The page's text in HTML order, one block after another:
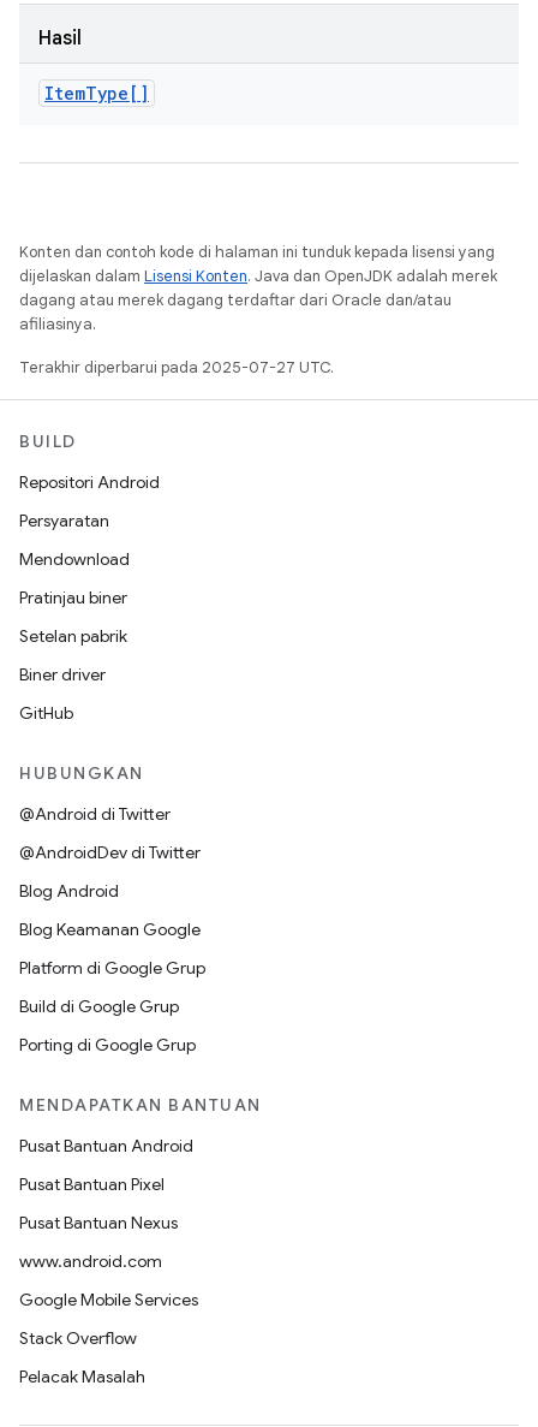
Hasil
ItemType[]
Konten dan contoh kode di halaman ini tunduk kepada lisensi yang
dijelaskan dalam Lisensi Konten. Java dan OpenJDK adalah merek
dagang atau merek dagang terdaftar dari Oracle dan/atau
afiliasinya.
Terakhir diperbarui pada 2025-07-27 UTC.
BUILD
Repositori Android
Persyaratan
Mendownload
Pratinjau biner
Setelan pabrik
Biner driver
GitHub
HUBUNGKAN
@Android di Twitter
@AndroidDev di Twitter
Blog Android
Blog Keamanan Google
Platform di Google Grup
Build di Google Grup
Porting di Google Grup
MENDAPATKAN BANTUAN
Pusat Bantuan Android
Pusat Bantuan Pixel
Pusat Bantuan Nexus
www.android.com
Google Mobile Services
Stack Overflow
Pelacak Masalah